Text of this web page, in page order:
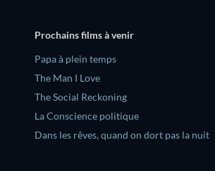
Prochains films à venir
‎Papa à plein temps
The Man I Love
The Social Reckoning
La Conscience politique
Dans les rêves, quand on dort pas la nuit